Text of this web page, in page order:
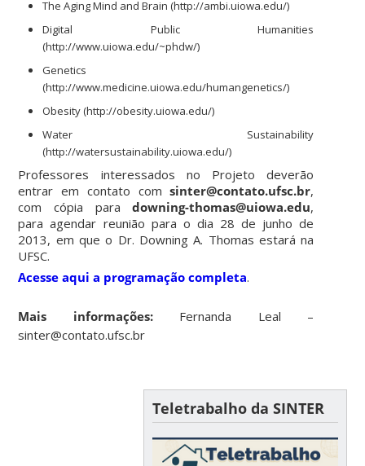
The Aging Mind and Brain (http://ambi.uiowa.edu/)
Digital Public Humanities
(http://www.uiowa.edu/~phdw/)
Genetics
(http://www.medicine.uiowa.edu/humangenetics/)
Obesity (http://obesity.uiowa.edu/)
Water Sustainability
(http://watersustainability.uiowa.edu/)
Professores interessados no Projeto deverão
entrar em contato comsinter@contato.ufsc.br,
com cópia paradowning-thomas@uiowa.edu,
para agendar reunião para o dia 28 de junho de
2013, em que o Dr. Downing A. Thomas estará na
UFSC.
Acesse aqui a programação completa.
Mais informações:Fernanda Leal –
sinter@contato.ufsc.br
Teletrabalho da SINTER